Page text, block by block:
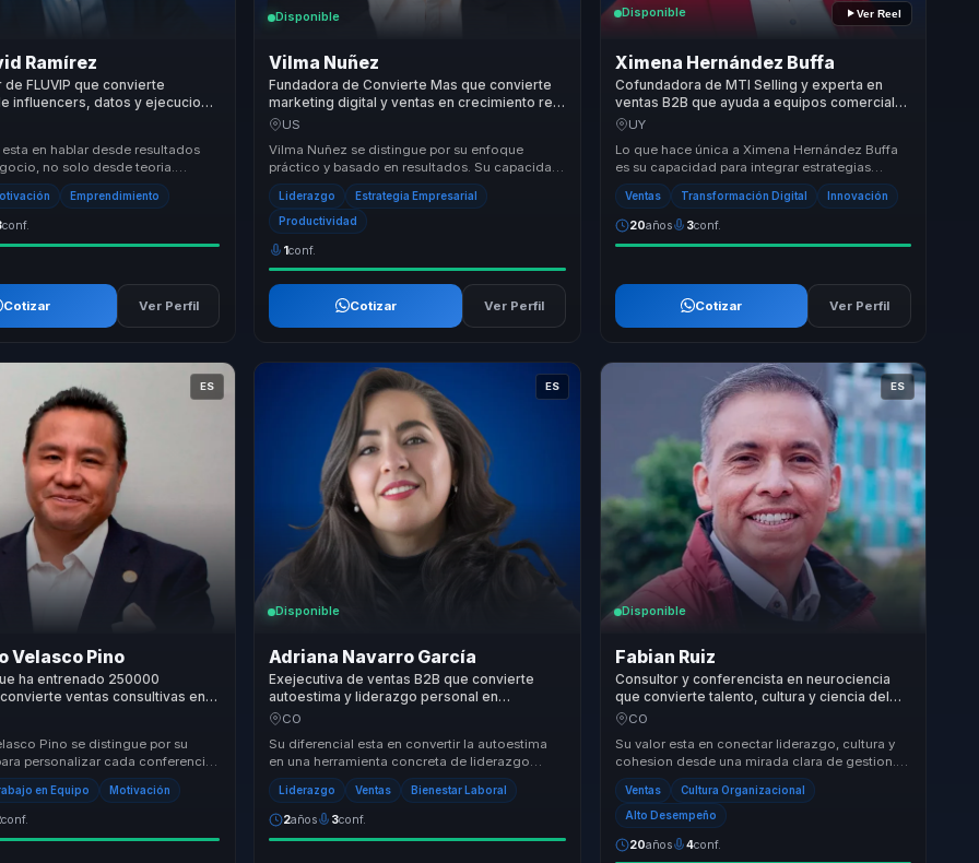
Ramírez
FLUVIP que convierte
influencers, datos y ejecucion
reales para marcas y
en hablar desde resultados
no solo desde teoria.
emprendedora, marketing
Emprendimiento
conf.
Cotizar Ver Perfil
Disponible
Vilma Nuñez
Fundadora de Convierte Mas que convierte
marketing digital y ventas en crecimiento real
para empresas y marcas personales.
US
Vilma Nuñez se distingue por su enfoque
práctico y basado en resultados. Su capacidad
para transformar empresas a través de
estrategias d...
Liderazgo Estrategia Empresarial
Productividad
1conf.
Cotizar Ver Perfil
Disponible Ver Reel
Ximena Hernández Buffa
Cofundadora de MTI Selling y experta en
ventas B2B que ayuda a equipos comerciales
a convertir LinkedIn y ABM con IA en
UY
Lo que hace única a Ximena Hernández Buffa
es su capacidad para integrar estrategias
digitales avanzadas con un enfoque humano
en el soci...
Ventas Transformación Digital Innovación
20años 3conf.
Cotizar Ver Perfil
ES
Velasco Pino
ha entrenado 250000
ventas consultivas en
equipos comerciales y
Pino se distingue por su
personalizar cada conferencia,
a los retos específicos de cada
en Equipo Motivación
conf.
ES
Disponible
Adriana Navarro García
Exejecutiva de ventas B2B que convierte
autoestima y liderazgo personal en
confianza, decision y bienestar para lideres.
CO
Su diferencial esta en convertir la autoestima
en una herramienta concreta de liderazgo
personal. Lleva una conversacion cercana y
movili...
Liderazgo Ventas Bienestar Laboral
2años 3conf.
ES
Disponible
Fabian Ruiz
Consultor y conferencista en neurociencia
que convierte talento, cultura y ciencia del
comportamiento en claridad para directivos.
CO
Su valor esta en conectar liderazgo, cultura y
cohesion desde una mirada clara de gestion.
Convierte temas abstractos como alineacion o
t...Ventas Cultura Organizacional
Alto Desempeño
20años 4conf.